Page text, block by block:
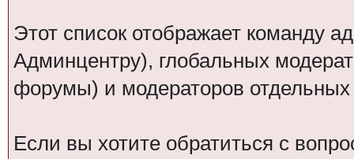
Этот список отображает команду
Админцентру), глобальных
форумы) и модераторов
Если вы хотите обратиться с